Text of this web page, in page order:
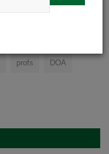
profs DOA